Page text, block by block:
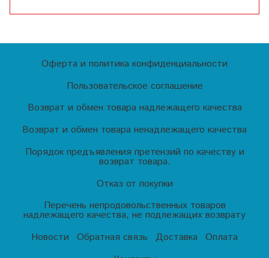
Оферта и политика конфиденциальности
Пользовательское соглашение
Возврат и обмен товара надлежащего качества
Возврат и обмен товара ненадлежащего качества
Порядок предъявления претензий по качеству и
возврат товара.
Отказ от покупки
Перечень непродовольственных товаров
надлежащего качества, не подлежащих возврату
Новости
Обратная связь Доставка
Оплата